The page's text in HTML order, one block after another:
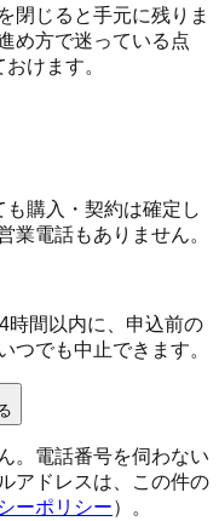
閉じると手元に残りま
め方で迷っている点
けます。
購入・契約は確定し
業電話もありません。
時間以内に、申込前の
つでも中止できます。
。電話番号を伺わない
アドレスは、この件の
ーポリシー）。